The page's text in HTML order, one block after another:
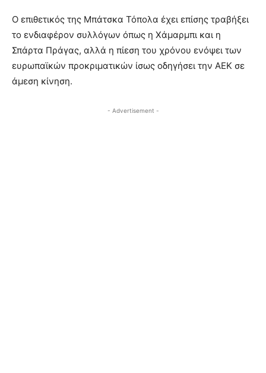
Ο επιθετικός της Μπάτσκα Τόπολα έχει επίσης τραβήξει
το ενδιαφέρον συλλόγων όπως η Χάμαρμπι και η
Σπάρτα Πράγας, αλλά η πίεση του χρόνου ενόψει των
ευρωπαϊκών προκριματικών ίσως οδηγήσει την ΑΕΚ σε
άμεση κίνηση.
- Advertisement -